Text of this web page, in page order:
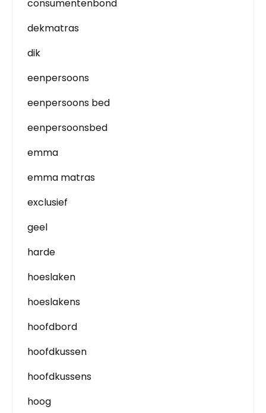
consumentenbond
dekmatras
dik
eenpersoons
eenpersoons bed
eenpersoonsbed
emma
emma matras
exclusief
geel
harde
hoeslaken
hoeslakens
hoofdbord
hoofdkussen
hoofdkussens
hoog